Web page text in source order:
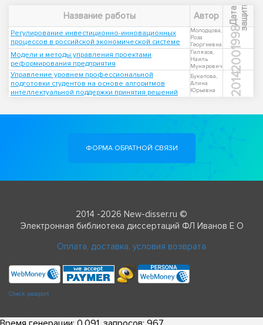
Название работы Автор Д
а
т
а
з
а
щ
и
т ы
Регулирование инвестиционно-инновационных
процессов в российской экономической системе
Молодцова,
Роза
Георгиевна
1998
Модели и методы управления проектами
реформирования предприятия
Гилязов,
Наиль
Мунирович
2001
Управление уровнем профессиональной
подготовки студентов на основе алгоритмов
интеллектуальной поддержки принятия решений
Букалова,
Алина
Юрьевна
2014
ФОРМА ОБРАТНОЙ СВЯЗИ
2014 -2026 New-disser.ru ©
Электронная библиотека диссертаций ФЛ Иванов Е О
Оплата, доставка, условия возврата
Check passport